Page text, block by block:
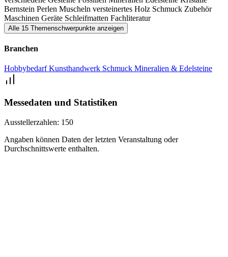
Bernstein Perlen Muscheln versteinertes Holz Schmuck Zubehör
Maschinen Geräte Schleifmatten Fachliteratur
Alle 15 Themenschwerpunkte anzeigen
Branchen
HobbybedarfKunsthandwerk Schmuck Mineralien & Edelsteine
Messedaten und Statistiken
Ausstellerzahlen: 150
Angaben können Daten der letzten Veranstaltung oder
Durchschnittswerte enthalten.